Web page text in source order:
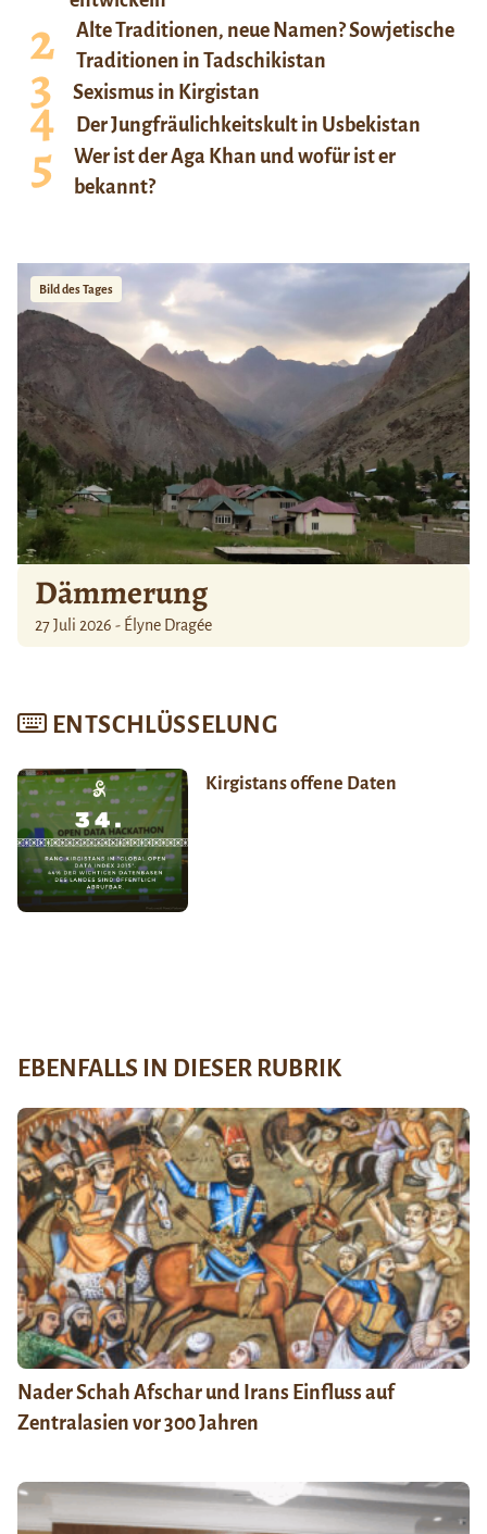
Alte Traditionen, neue Namen? Sowjetische
Traditionen in Tadschikistan
Sexismus in Kirgistan
Der Jungfräulichkeitskult in Usbekistan
Wer ist der Aga Khan und wofür ist er
bekannt?
Bild des Tages
Dämmerung
27 Juli 2026 - Élyne Dragée
ENTSCHLÜSSELUNG
Kirgistans offene Daten
EBENFALLS IN DIESER RUBRIK
Nader Schah Afschar und Irans Einfluss auf
Zentralasien vor 300 Jahren